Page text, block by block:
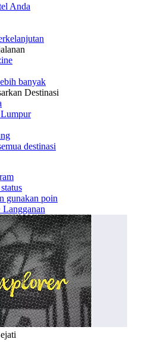
Anda
banyak
Destinasi
destinasi
gunakan poin